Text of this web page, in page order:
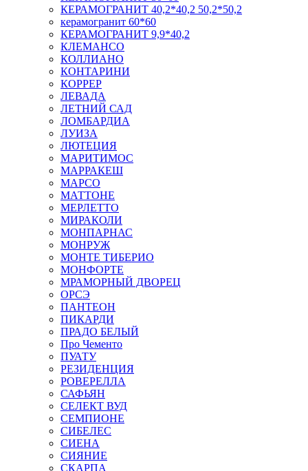
КЕРАМОГРАНИТ 40,2*40,2 50,2*50,2
керамогранит 60*60
КЕРАМОГРАНИТ 9,9*40,2
КЛЕМАНСО
КОЛЛИАНО
КОНТАРИНИ
КОРРЕР
ЛЕВАДА
ЛЕТНИЙ САД
ЛОМБАРДИА
ЛУИЗА
ЛЮТЕЦИЯ
МАРИТИМОС
МАРРАКЕШ
МАРСО
МАТТОНЕ
МЕРЛЕТТО
МИРАКОЛИ
МОНПАРНАС
МОНРУЖ
МОНТЕ ТИБЕРИО
МОНФОРТЕ
МРАМОРНЫЙ ДВОРЕЦ
ОРСЭ
ПАНТЕОН
ПИКАРДИ
ПРАДО БЕЛЫЙ
Про Чементо
ПУАТУ
РЕЗИДЕНЦИЯ
РОВЕРЕЛЛА
САФЬЯН
СЕЛЕКТ ВУД
СЕМПИОНЕ
СИБЕЛЕС
СИЕНА
СИЯНИЕ
СКАРПА